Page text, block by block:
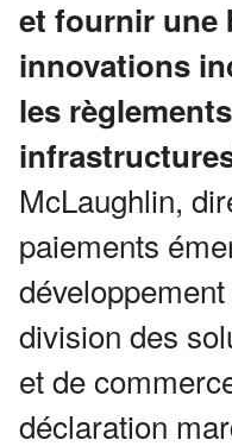
et fournir une
innovations
les
McLaughlin,
paiements
division des
et de
déclaration